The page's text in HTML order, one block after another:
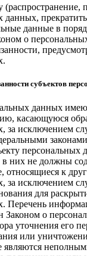
(распространение,
данных,
данные в
о
субъектов
данных
касающуюся
за исключением
них не должны
относящиеся к
за исключением
для
Перечень
Законом о
уточнения его
или
являются